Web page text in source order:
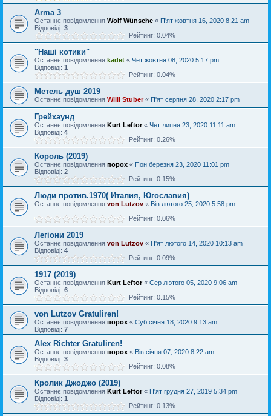
Arma 3
Останнє повідомлення Wolf Wünsche « П'ят жовтня 16, 2020 8:21 am
Відповіді: 3
Рейтинг: 0.04%
"Наші котики"
Останнє повідомлення kadet « Чет жовтня 08, 2020 5:17 pm
Відповіді: 1
Рейтинг: 0.04%
Метель душ 2019
Останнє повідомлення Willi Stuber« П'ят серпня 28, 2020 2:17 pm
Грейхаунд
Останнє повідомлення Kurt Leftor« Чет липня 23, 2020 11:11 am
Відповіді: 4
Рейтинг: 0.26%
Король (2019)
Останнє повідомлення порох « Пон березня 23, 2020 11:01 pm
Відповіді: 2
Рейтинг: 0.15%
Люди против.1970( Италия, Югославия)
Останнє повідомлення von Lutzov « Вів лютого 25, 2020 5:58 pm
Рейтинг: 0.06%
Легіони 2019
Останнє повідомлення von Lutzov « П'ят лютого 14, 2020 10:13 am
Відповіді: 4
Рейтинг: 0.09%
1917 (2019)
Останнє повідомлення Kurt Leftor« Сер лютого 05, 2020 9:06 am
Відповіді: 6
Рейтинг: 0.15%
von Lutzov Gratuliren!
Останнє повідомлення порох « Суб січня 18, 2020 9:13 am
Відповіді: 7
Alex Richter Gratuliren!
Останнє повідомлення порох « Вів січня 07, 2020 8:22 am
Відповіді: 3
Рейтинг: 0.08%
Кролик Джоджо (2019)
Останнє повідомлення Kurt Leftor« П'ят грудня 27, 2019 5:34 pm
Відповіді: 1
Рейтинг: 0.13%